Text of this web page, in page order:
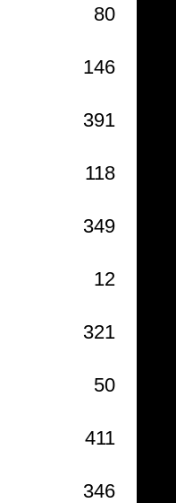
80
146
391
118
349
12
321
50
411
346